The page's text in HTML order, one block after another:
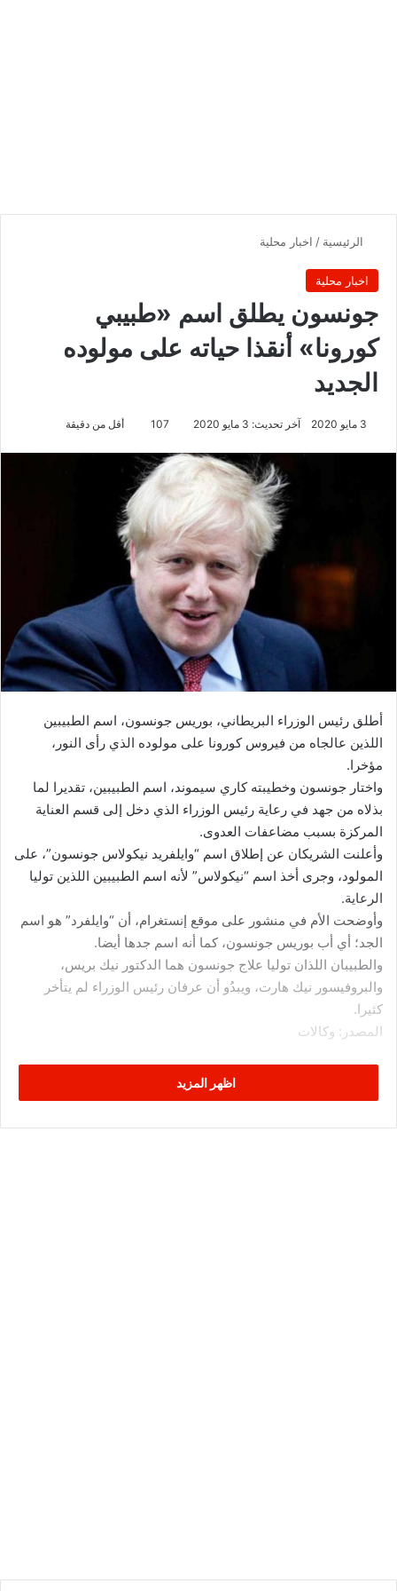
الرئيسية / اخبار محلية
اخبار محلية
جونسون يطلق اسم «طبيبي
كورونا» أنقذا حياته على مولوده
الجديد
3 مايو 2020 آخر تحديث: 3 مايو 2020 107 أقل من دقيقة
أطلق رئيس الوزراء البريطاني، بوريس جونسون، اسم الطبيبين
اللذين عالجاه من فيروس كورونا على مولوده الذي رأى النور،
مؤخرا.
واختار جونسون وخطيبته كاري سيموند، اسم الطبيبين، تقديرا لما
بذلاه من جهد في رعاية رئيس الوزراء الذي دخل إلى قسم العناية
المركزة بسبب مضاعفات العدوى.
وأعلنت الشريكان عن إطلاق اسم “وايلفريد نيكولاس جونسون”، على
المولود، وجرى أخذ اسم “نيكولاس” لأنه اسم الطبيبين اللذين توليا
الرعاية.
وأوضحت الأم في منشور على موقع إنستغرام، أن “وايلفرد” هو اسم
الجد؛ أي أب بوريس جونسون، كما أنه اسم جدها أيضا.
والطبيبان اللذان توليا علاج جونسون هما الدكتور نيك بريس،
والبروفيسور نيك هارت، ويبدُو أن عرفان رئيس الوزراء لم يتأخر
كثيرا.
المصدر: وكالات
اظهر المزيد